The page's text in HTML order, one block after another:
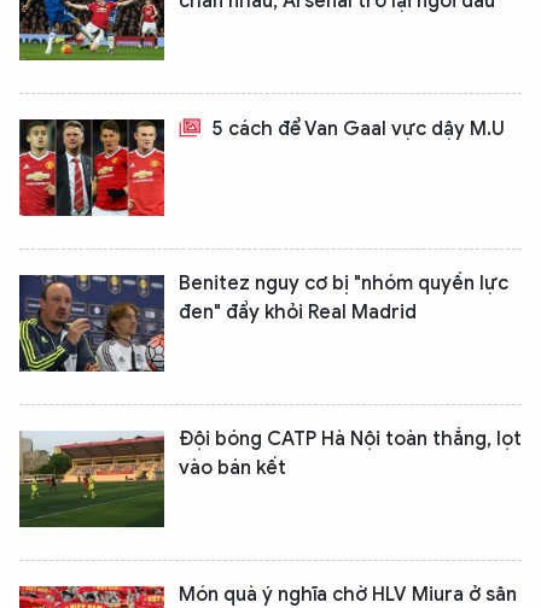
5 cách để Van Gaal vực dậy M.U
Benitez nguy cơ bị "nhóm quyền lực
đen" đẩy khỏi Real Madrid
Đội bóng CATP Hà Nội toàn thắng, lọt
vào bán kết
Món quà ý nghĩa chờ HLV Miura ở sân